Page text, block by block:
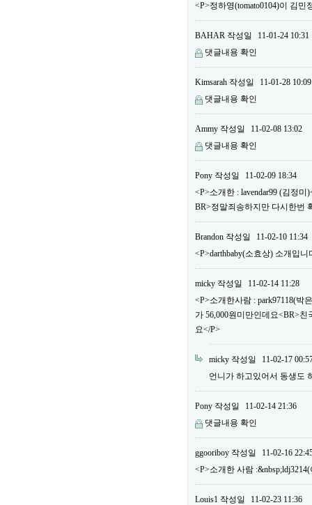
<P>정하영(tomato0104)이 김
BAHAR 작성일
11-01-24 10:31
댓글내용 확인
Kimsarah 작성일
11-01-28 10:09
댓글내용 확인
Ammy 작성일
11-02-08 13:02
댓글내용 확인
Pony 작성일
11-02-09 18:34
<P>소개한 : lavendar99 (김정
BR>정말죄송하지만 다시한번
Brandon 작성일
11-02-10 11:34
<P>darthbaby(소효상) 소개입니
micky 작성일
11-02-14 11:28
<P>소개한사람 : park97118(박
가 56,000원미만인데요<BR>
요</P>
micky 작성일
11-02-17
언니가 하고있어서 동생도
Pony 작성일
11-02-14 21:36
댓글내용 확인
ggooriboy 작성일
11-02-16
<P>소개한 사람
Louis1 작성일
11-02-23 11:36